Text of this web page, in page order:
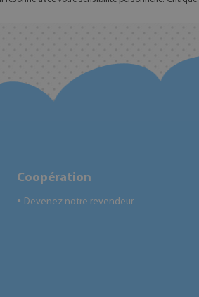
Coopération
● Devenez notre revendeur